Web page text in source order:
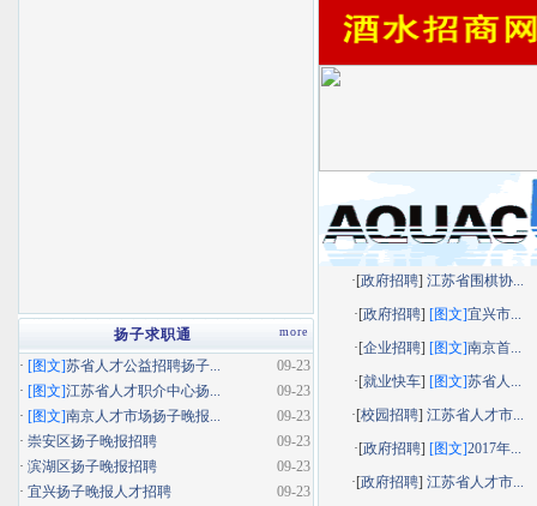
·[政府招聘]江苏省围棋协...
·[政府招聘] [图文]宜兴市...
·[企业招聘] [图文]南京首...
·[就业快车] [图文]苏省人...
·[校园招聘]江苏省人才市...
·[政府招聘] [图文]2017年...
·[政府招聘]江苏省人才市...
more
扬子求职通
09-23
· [图文]苏省人才公益招聘扬子...
09-23
· [图文]江苏省人才职介中心扬...
09-23
· [图文]南京人才市场扬子晚报...
09-23
· 崇安区扬子晚报招聘
09-23
· 滨湖区扬子晚报招聘
09-23
· 宜兴扬子晚报人才招聘